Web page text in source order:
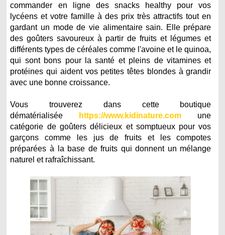
commander en ligne des snacks healthy pour vos
lycéens et votre famille à des prix très attractifs tout en
gardant un mode de vie alimentaire sain. Elle prépare
des goûters savoureux à partir de fruits et légumes et
différents types de céréales comme l'avoine et le quinoa,
qui sont bons pour la santé et pleins de vitamines et
protéines qui aident vos petites têtes blondes à grandir
avec une bonne croissance.
Vous trouverez dans cette boutique
dématérialisée
https://www.kidinature.com une
catégorie de goûters délicieux et somptueux pour vos
garçons comme les jus de fruits et les compotes
préparées à la base de fruits qui donnent un mélange
naturel et rafraîchissant.